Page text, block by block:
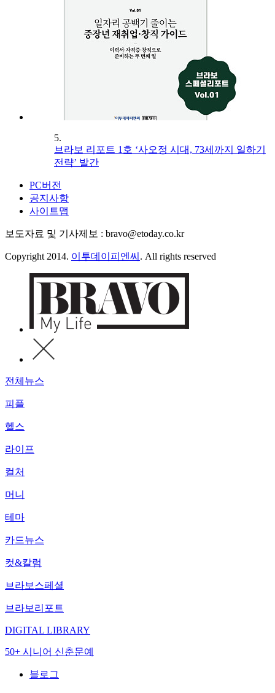
5.
브라보 리포트 1호 ‘사오정 시대, 73세까지 일하기
전략’ 발간
PC버전
공지사항
사이트맵
보도자료 및 기사제보 : bravo@etoday.co.kr
Copyright 2014. 이투데이피엔씨 . All rights reserved
전체뉴스
피플
헬스
라이프
컬처
머니
테마
카드뉴스
컷&칼럼
브라보스페셜
브라보리포트
DIGITAL LIBRARY
50+ 시니어 신춘문예
블로그